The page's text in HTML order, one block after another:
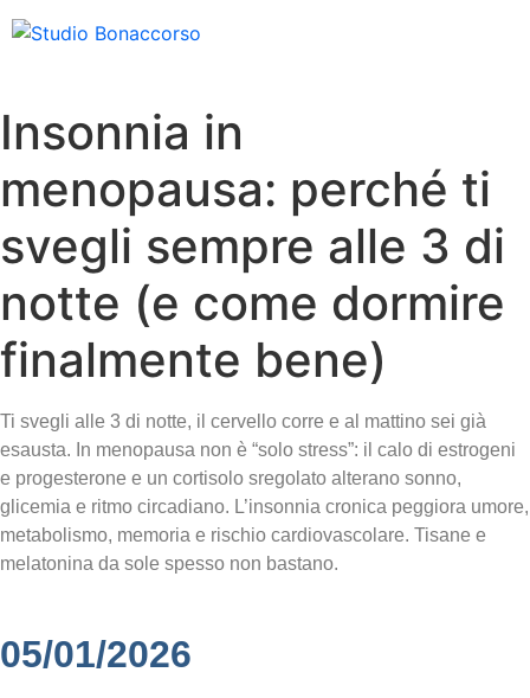
Insonnia in
menopausa: perché ti
svegli sempre alle 3 di
notte (e come dormire
finalmente bene)
Ti svegli alle 3 di notte, il cervello corre e al mattino sei già
esausta. In menopausa non è “solo stress”: il calo di estrogeni
e progesterone e un cortisolo sregolato alterano sonno,
glicemia e ritmo circadiano. L’insonnia cronica peggiora umore,
metabolismo, memoria e rischio cardiovascolare. Tisane e
melatonina da sole spesso non bastano.
05/01/2026